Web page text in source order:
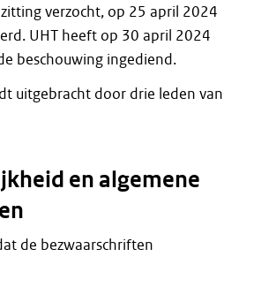
verzocht, op 25 april 2024
UHT heeft op 30 april 2024
beschouwing ingediend.
uitgebracht door drie leden van
en algemene
de bezwaarschriften